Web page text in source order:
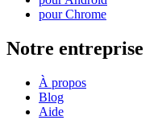
pour Chrome
Notre entreprise
À propos
Blog
Aide